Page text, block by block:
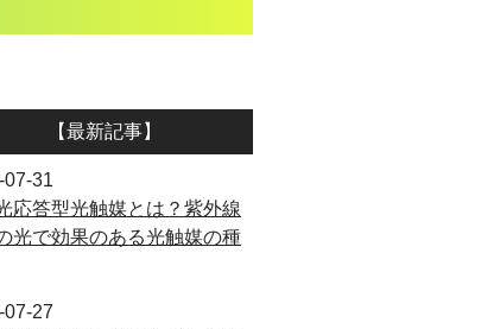
【最新記事】
07-31
応答型光触媒とは？紫外線
光で効果のある光触媒の種
07-27